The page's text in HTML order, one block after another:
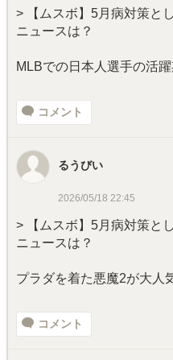
> 【ムスボ】5月病対策と
ニュースは？
MLBでの日本人選手の活
コメント
るうびい
2026/05/18 22:45
> 【ムスボ】5月病対策と
ニュースは？
プラダを着た悪魔2が大人
コメント